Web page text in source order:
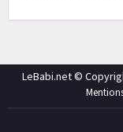
LeBabi.net ©